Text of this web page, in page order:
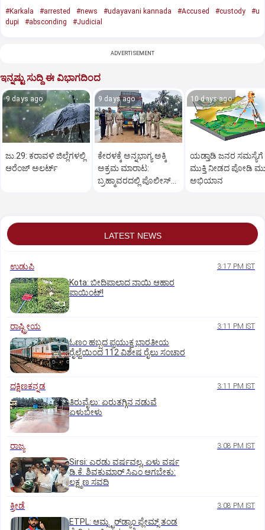
#Karkala #arrested #news #udayavani kannada #Accused #custody
#u
dupi
#absconding #Judicial
ADVERTISEMENT
ಇನ್ನಷ್ಟು ಸುದ್ದಿ ಈ ವಿಭಾಗದಿಂದ
9 days ago
ಜು.29: ಕರಾವಳಿ ಜಿಲ್ಲೆಗಳಲ್ಲಿ
ಆರೆಂಜ್‌ ಅಲರ್ಟ್
9 days ago
ಕೇರಳಕ್ಕೆ ಅನ್ನಭಾಗ್ಯ ಅಕ್ಕಿ
ಅಕ್ರಮ ಮಾರಾಟ:
ಬ್ರಹ್ಮಾವರದಲ್ಲಿ ಪೊಲೀಸ್‌
10 days ago
ಯಡ್ತಾಡಿ ಜನರ ಸಮಸ್ಯೆಗೆ
ಮುಕ್ತಿ ನೀಡದ ಪೋಡಿ ಮುಕ್ತ
ಅಭಿಯಾನ
LATEST NEWS
ಉಡುಪಿ 3:17 PM IST
Kota: ಬೀದಿಪಾಲಾದ ನಾಯಿ ಆಹಾರ
ಪಾಯಿಂಟ್‌!
ರಾಷ್ಟ್ರೀಯ 3:11 PM IST
ಓಣಂ ಹಬ್ಬದ ಪ್ರಯುಕ್ತ ಭಾರತೀಯ
ರೈಲ್ವೆಯಿಂದ 112 ವಿಶೇಷ ರೈಲು ಸಂಚಾರ
ದಕ್ಷಿಣಕನ್ನಡ 3:11 PM IST
ತಿರುವೈಲು: ಏರುತಗ್ಗಿನ ನಡುವೆ
ಏಳುಬೀಳು
ರಾಜ್ಯ 3:08 PM IST
Sirsi: ಎರಡು ವರ್ಷವಲ್ಲ, ಏಳು ವರ್ಷ
ಡಿ.ಕೆ. ಶಿವಕುಮಾರ್ ಸಿಎಂ ಆಗಬೇಕು:
ಲಕ್ಷ್ಮಣ ಸವದಿ
ಕ್ರೀಡೆ 3:08 PM IST
ETPL: ಆಮ್ಸ್ಟರ್‌ಡ್ಯಾಂ ಫ್ಲೇಮ್ಸ್‌ ತಂಡ